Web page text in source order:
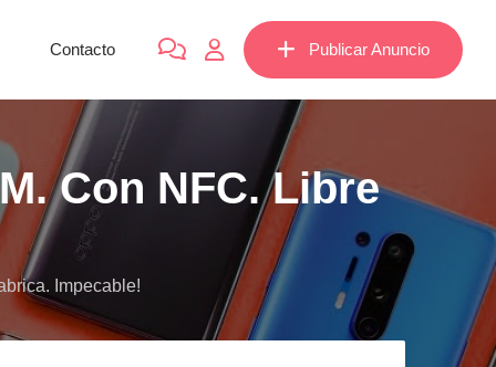
Publicar Anuncio
Contacto
Con NFC. Libre
Impecable!